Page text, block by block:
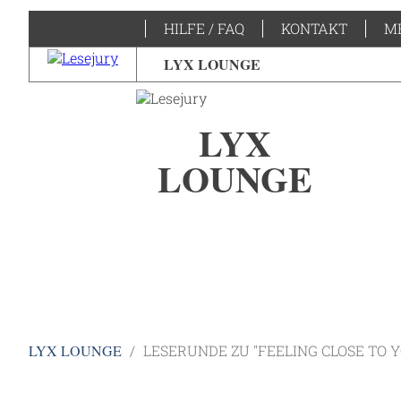
HILFE / FAQ KONTAKT
LYX LOUNGE
LYX
LOUNGE
LYX LOUNGE LESERUNDE ZU "FEELING CLOSE TO